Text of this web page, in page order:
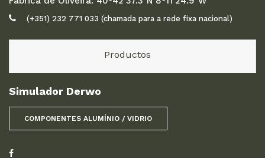
(+351) 232 771 033 (chamada para a rede fixa nacional)
Productos
Simulador Derwo
COMPONENTES ALUMÍNIO / VIDRIO